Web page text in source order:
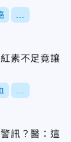
素不足竟讓
訊？醫：這